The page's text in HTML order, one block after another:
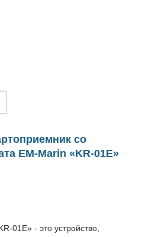
со
EM-Marin «KR-01E»
01E» - это устройство,